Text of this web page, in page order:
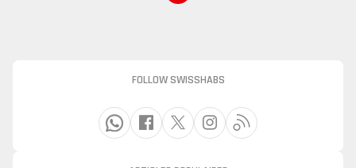
FOLLOW SWISSHABS